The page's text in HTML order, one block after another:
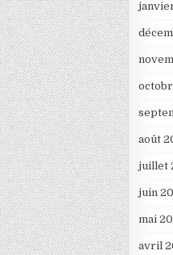
août
juillet
juin
mai
avril